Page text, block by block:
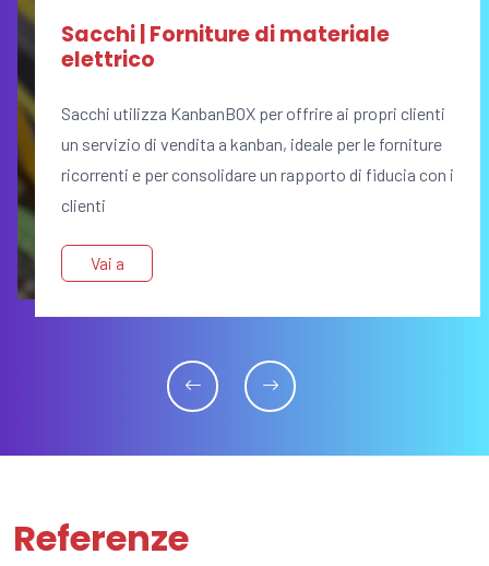
Sacchi | Forniture di materiale
elettrico
Sacchi utilizza KanbanBOX per offrire ai propri clienti
un servizio di vendita a kanban, ideale per le forniture
ricorrenti e per consolidare un rapporto di fiducia con i
clienti
Vai a
Referenze